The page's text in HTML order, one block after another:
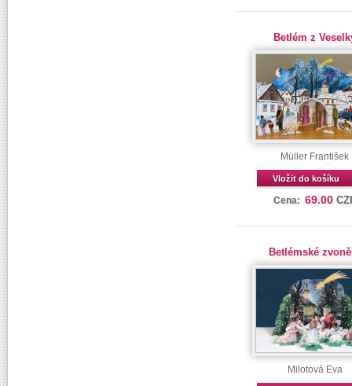
Betlém z
Müller František
Vložit do košíku
Cena: 69.00
Betlémské
Milotová Eva